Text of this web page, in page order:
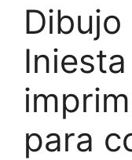
para